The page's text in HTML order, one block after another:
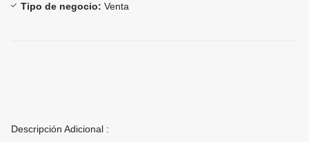
Tipo de negocio: Venta
Descripción Adicional :